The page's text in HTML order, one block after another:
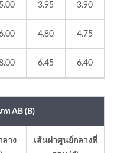
5.00 3.95 3.90
4.80 4.75
6.45 6.40
ท AB (B)
ลาง
เส้นผ่าศูนย์กลางที่